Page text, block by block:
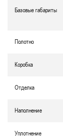
Базовые габариты
Полотно
Коробка
Отделка
Наполнение
Уплотнение